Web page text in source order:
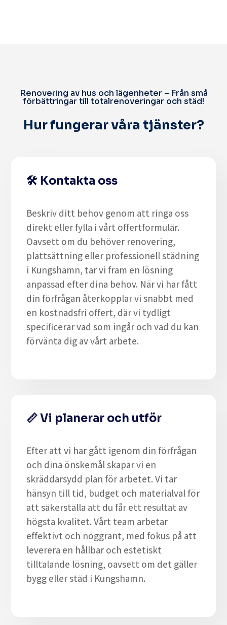
Renovering av hus och lägenheter – Från små
förbättringar till totalrenoveringar och städ!
Hur fungerar våra tjänster?
🛠️ Kontakta oss
Beskriv ditt behov genom att ringa oss
direkt eller fylla i vårt offertformulär.
Oavsett om du behöver renovering,
plattsättning eller professionell städning
i Kungshamn, tar vi fram en lösning
anpassad efter dina behov. När vi har fått
din förfrågan återkopplar vi snabbt med
en kostnadsfri offert, där vi tydligt
specificerar vad som ingår och vad du kan
förvänta dig av vårt arbete.
📏Vi planerar och utför
Efter att vi har gått igenom din förfrågan
och dina önskemål skapar vi en
skräddarsydd plan för arbetet. Vi tar
hänsyn till tid, budget och materialval för
att säkerställa att du får ett resultat av
högsta kvalitet. Vårt team arbetar
effektivt och noggrant, med fokus på att
leverera en hållbar och estetiskt
tilltalande lösning, oavsett om det gäller
bygg eller städ i Kungshamn.